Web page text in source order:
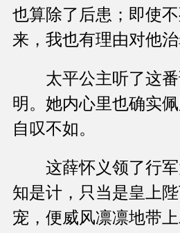
也算除了后患；即使
来，我也有理由对他
太平公主听了这番
明。她内心里也确实
自叹不如。
这薛怀义领了行军
知是计，只当是皇上
宠，便威风凛凛地带